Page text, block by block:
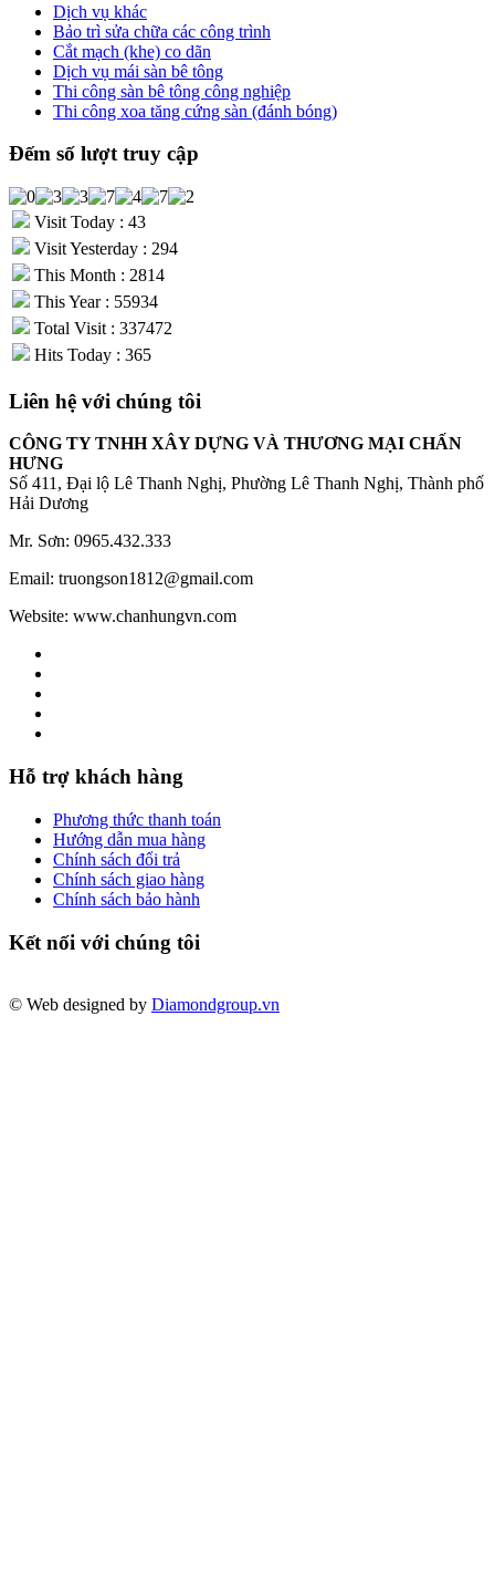
Dịch vụ khác
Bảo trì sửa chữa các công trình
Cắt mạch (khe) co dãn
Dịch vụ mái sàn bê tông
Thi công sàn bê tông công nghiệp
Thi công xoa tăng cứng sàn (đánh bóng)
Đếm số lượt truy cập
Visit Today : 43
Visit Yesterday : 294
This Month : 2814
This Year : 55934
Total Visit : 337472
Hits Today : 365
Liên hệ với chúng tôi
CÔNG TY TNHH XÂY DỰNG VÀ THƯƠNG MẠI CHẤN
HƯNG
Số 411, Đại lộ Lê Thanh Nghị, Phường Lê Thanh Nghị, Thành phố
Hải Dương
Mr. Sơn: 0965.432.333
Email: truongson1812@gmail.com
Website: www.chanhungvn.com
Hỗ trợ khách hàng
Phương thức thanh toán
Hướng dẫn mua hàng
Chính sách đổi trả
Chính sách giao hàng
Chính sách bảo hành
Kết nối với chúng tôi
© Web designed by Diamondgroup.vn